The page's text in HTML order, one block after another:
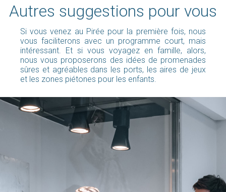
Autres suggestions pour vous
Si vous venez au Pirée pour la première fois, nous
vous faciliterons avec un programme court, mais
intéressant. Et si vous voyagez en famille, alors,
nous vous proposerons des idées de promenades
sûres et agréables dans les ports, les aires de jeux
et les zones piétones pour les enfants.